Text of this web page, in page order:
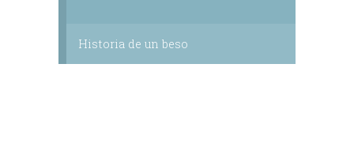
Historia de un beso